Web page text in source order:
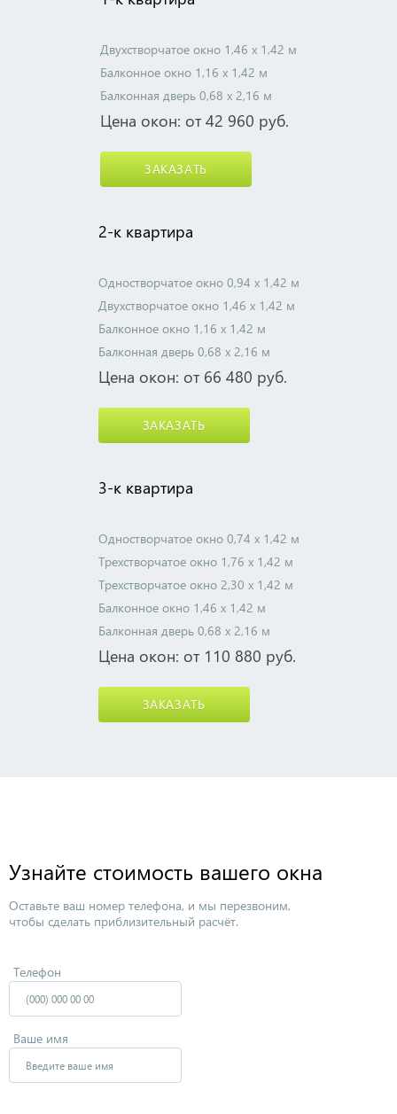
Двухстворчатое окно 1,46 х 1,42 м
Балконное окно 1,16 х 1,42 м
Балконная дверь 0,68 х 2,16 м
Цена окон: от 42 960 руб.
ЗАКАЗАТЬ
2-к квартира
Одностворчатое окно 0,94 х 1,42 м
Двухстворчатое окно 1,46 х 1,42 м
Балконное окно 1,16 х 1,42 м
Балконная дверь 0,68 х 2,16 м
Цена окон: от 66 480 руб.
ЗАКАЗАТЬ
3-к квартира
Одностворчатое окно 0,74 х 1,42 м
Трехстворчатое окно 1,76 х 1,42 м
Трехстворчатое окно 2,30 х 1,42 м
Балконное окно 1,46 х 1,42 м
Балконная дверь 0,68 х 2,16 м
Цена окон: от 110 880 руб.
ЗАКАЗАТЬ
Узнайте стоимость вашего окна
Оставьте ваш номер телефона, и мы перезвоним,
чтобы сделать приблизительный расчёт.
Телефон
Ваше имя